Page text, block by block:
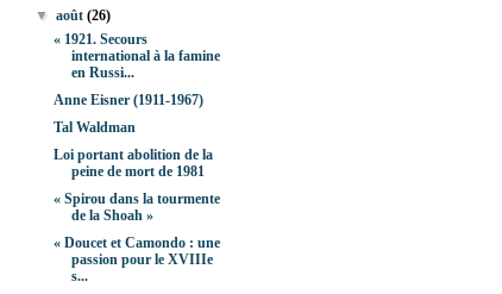
▼août(26)
« 1921. Secours
international à la famine
en Russi...
Anne Eisner (1911-1967)
Tal Waldman
Loi portant abolition de la
peine de mort de 1981
« Spirou dans la tourmente
de la Shoah »
« Doucet et Camondo : une
passion pour le XVIIIe
s...